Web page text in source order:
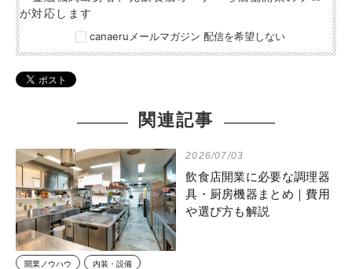
が対応します
canaeruメールマガジン 配信を希望しない
関連記事
2026/07/03
飲食店開業に必要な調理器
具・厨房機器まとめ｜費用
や選び方も解説
開業ノウハウ 内装・設備